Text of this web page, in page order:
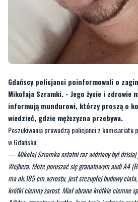
Gdańscy policjanci poinformowali o
Mikołaja Szramki. - Jego życie i zdrowie
wiedzieć, gdzie mężczyzna przebywa.
Poszukiwania prowadzą policjanci z komisariatu
w Gdańsku.
—Mikołaj Szramka ostatni raz widziany był dzisiaj
Wejhera. Może poruszać się granatowym audi A4
ma ok.185 cm wzrostu, jest szczupłej budowy
krótki ciemny zarost. Miał ubrane krótkie ciemne
Adidas, granatową kurtkę. Jego życie i zdrowie
podinsp. Magdalena Ciska, oficer prasowy
Gdańsku.